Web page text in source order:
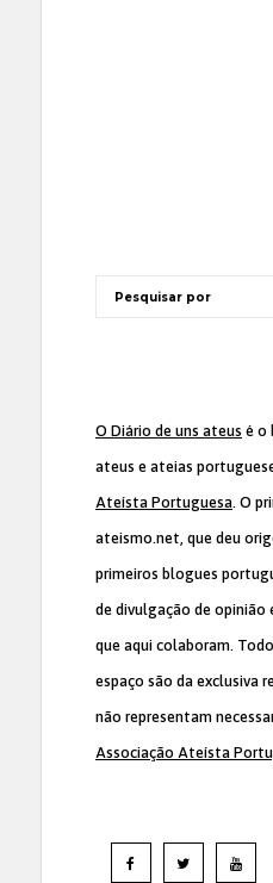
O Diário de uns ateus é o
ateus e ateias
Ateísta Portuguesa. O
ateismo.net, que deu
primeiros blogues
de divulgação de opinião
que aqui colaboram.
espaço são da exclusiva
não representam
Associação Ateísta